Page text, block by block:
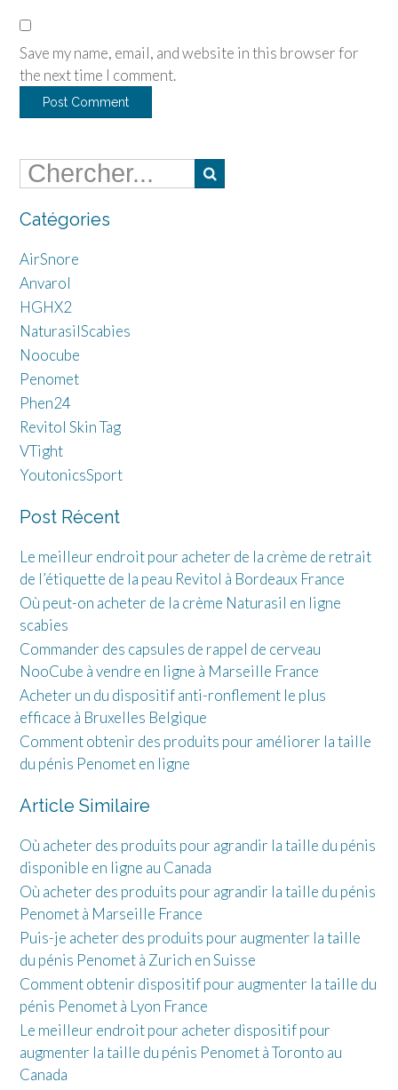
Save my name, email, and website in this browser for
the next time I comment.
Catégories
AirSnore
Anvarol
HGHX2
NaturasilScabies
Noocube
Penomet
Phen24
Revitol Skin Tag
VTight
YoutonicsSport
Post Récent
Le meilleur endroit pour acheter de la crème de retrait
de l’étiquette de la peau Revitol à Bordeaux France
Où peut-on acheter de la crème Naturasil en ligne
scabies
Commander des capsules de rappel de cerveau
NooCube à vendre en ligne à Marseille France
Acheter un du dispositif anti-ronflement le plus
efficace à Bruxelles Belgique
Comment obtenir des produits pour améliorer la taille
du pénis Penomet en ligne
Article Similaire
Où acheter des produits pour agrandir la taille du pénis
disponible en ligne au Canada
Où acheter des produits pour agrandir la taille du pénis
Penomet à Marseille France
Puis-je acheter des produits pour augmenter la taille
du pénis Penomet à Zurich en Suisse
Comment obtenir dispositif pour augmenter la taille du
pénis Penomet à Lyon France
Le meilleur endroit pour acheter dispositif pour
augmenter la taille du pénis Penomet à Toronto au
Canada